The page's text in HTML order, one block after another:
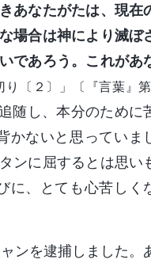
あなたがたは、現在
場合は神により滅ぼ
であろう。これがあ
〔２〕」〔『言葉』
随し、本分のために
かないと思っていま
ンに屈するとは思い
に、とても心苦しく
ンを逮捕しました。